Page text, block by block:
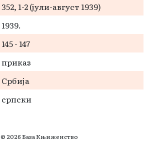
352, 1-2 (јули-август 1939)
1939.
145 - 147
приказ
Србија
српски
© 2026 База Књиженство